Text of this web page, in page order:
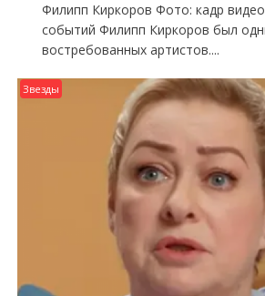
Филипп Киркоров Фото: кадр
событий Филипп Киркоров был
востребованных артистов....
Звезды